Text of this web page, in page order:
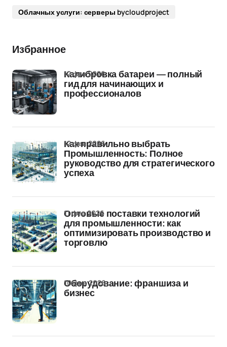
Облачных услуги: серверы bycloudproject
Избранное
Калибровка батареи — полный
гид для начинающих и
профессионалов
12 фев 2026
Как правильно выбрать
Промышленность: Полное
руководство для стратегического
успеха
12 фев 2026
Оптовые поставки технологий
для промышленности: как
оптимизировать производство и
торговлю
11 фев 2026
Оборудование: франшиза и
бизнес
10 фев 2026